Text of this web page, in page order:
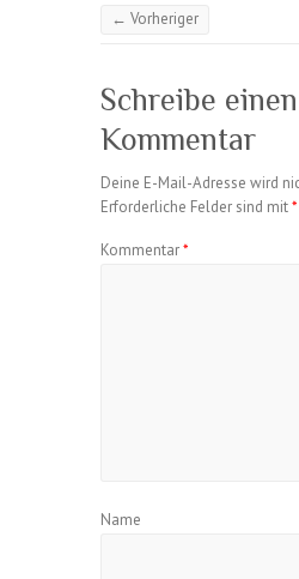
← Vorheriger
Schreibe einen
Kommentar
Deine E-Mail-Adresse wird
Erforderliche Felder sind mit*
Kommentar*
Name